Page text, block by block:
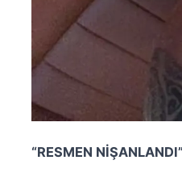
“RESMEN NİŞANLANDI”